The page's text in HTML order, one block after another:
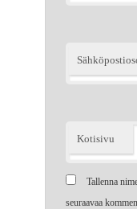
Kotisivu
Tallenna
seuraavaa